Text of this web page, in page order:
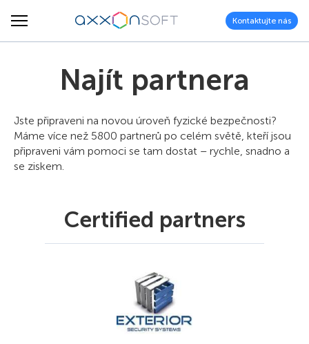
Kontaktujte nás
Najít partnera
Jste připraveni na novou úroveň fyzické bezpečnosti?
Máme více než 5800 partnerů po celém světě, kteří jsou
připraveni vám pomoci se tam dostat – rychle, snadno a
se ziskem.
Certified partners